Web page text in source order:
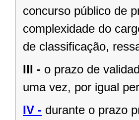
concurso público de
complexidade do
de classificação,
III - o prazo de
uma vez, por igual
IV - durante o prazo